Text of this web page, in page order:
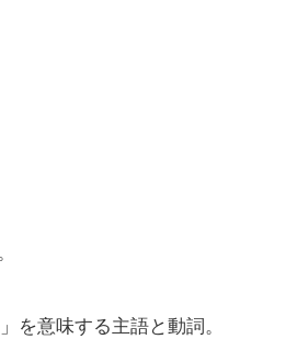
を意味する主語と動詞。